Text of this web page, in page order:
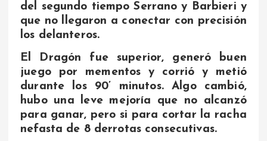
del segundo tiempo Serrano y Barbieri y
que no llegaron a conectar con precisión
los delanteros.
El Dragón fue superior, generó buen
juego por mementos y corrió y metió
durante los 90’ minutos. Algo cambió,
hubo una leve mejoría que no alcanzó
para ganar, pero si para cortar la racha
nefasta de 8 derrotas consecutivas.